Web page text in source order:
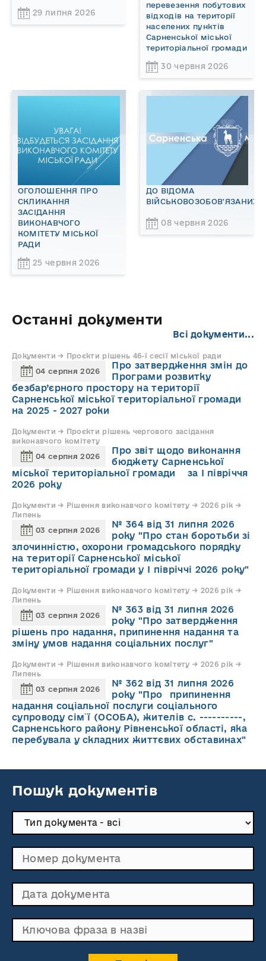
29 липня 2026
перевезення побутових
відходів на території
населених пунктів
Сарненської міської
територіальної громади
30 червня 2026
ОГОЛОШЕННЯ ПРО
СКЛИКАННЯ
ЗАСІДАННЯ
ВИКОНАВЧОГО
КОМІТЕТУ МІСЬКОЇ
РАДИ
25 червня 2026
ДО ВІДОМА
ВІЙСЬКОВОЗОБОВ'ЯЗАНИХ!
08 червня 2026
Останні документи
Всі документи...
Документи → Проєкти рішень 46-ї сесії міської ради
04 серпня 2026
Про затвердження змін до
Програми розвитку
безбар’єрного простору на території
Сарненської міської територіальної громади
на 2025 - 2027 роки
Документи → Проєкти рішень чергового засідання
виконавчого комітету
04 серпня 2026
Про звіт щодо виконання
бюджету Сарненської
міської територіальної громади за І півріччя
2026 року
Документи → Рішення виконавчого комітету → 2026 рік →
Липень
03 серпня 2026
№ 364 від 31 липня 2026
року "Про стан боротьби зі
злочинністю, охорони громадського порядку
на території Сарненської міської
територіальної громади у І півріччі 2026 року"
Документи → Рішення виконавчого комітету → 2026 рік →
Липень
03 серпня 2026
№ 363 від 31 липня 2026
року "Про затвердження
рішень про надання, припинення надання та
зміну умов надання соціальних послуг"
Документи → Рішення виконавчого комітету → 2026 рік →
Липень
03 серпня 2026
№ 362 від 31 липня 2026
року "Про припинення
надання соціальної послуги соціального
супроводу cім`ї (ОСОБА), жителів с. ----------,
Сарненського району Рівненської області, яка
перебувала у складних життєвих обставинах"
Пошук документів